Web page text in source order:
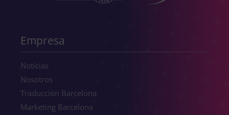
Empresa
Noticias
Nosotros
Traducción Barcelona
Marketing Barcelona